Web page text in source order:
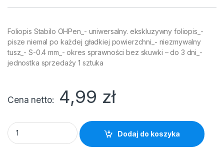
Foliopis Stabilo OHPen_- uniwersalny. ekskluzywny foliopis_-
pisze niemal po każdej gładkiej powierzchni_- niezmywalny
tusz_- S-0.4 mm_- okres sprawności bez skuwki – do 3 dni_-
jednostka sprzedaży 1 sztuka
Cena netto 4,99 zł
Foliopis Stabilo OHP 841/41 "S" niebieski quantity
Dodaj do koszyka